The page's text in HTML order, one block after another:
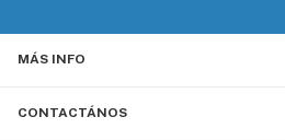
MÁS INFO
CONTACTÁNOS